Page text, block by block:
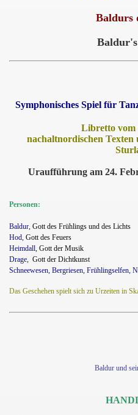
Baldurs
Symphonisches Spiel für
Libretto vom
nachaltnordischen Texten
Uraufführung am 24.
Personen:
Baldur, Gott des Frühlings und des Lichts
Hod, Gott des Feuers
Heimdall, Gott der Musik
Drage, Gott der Dichtkunst
Schneewesen, Bergriesen, Frühlingselfen,
Das Geschehen spielt sich zu Urzeiten in
Baldur und